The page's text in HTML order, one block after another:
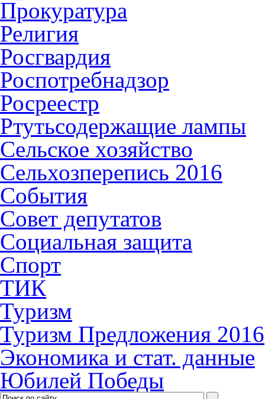
Прокуратура
Религия
Росгвардия
Роспотребнадзор
Росреестр
Ртутьсодержащие лампы
Сельское хозяйство
Сельхозперепись 2016
События
Совет депутатов
Социальная защита
Спорт
ТИК
Туризм
Туризм Предложения 2016
Экономика и стат. данные
Юбилей Победы